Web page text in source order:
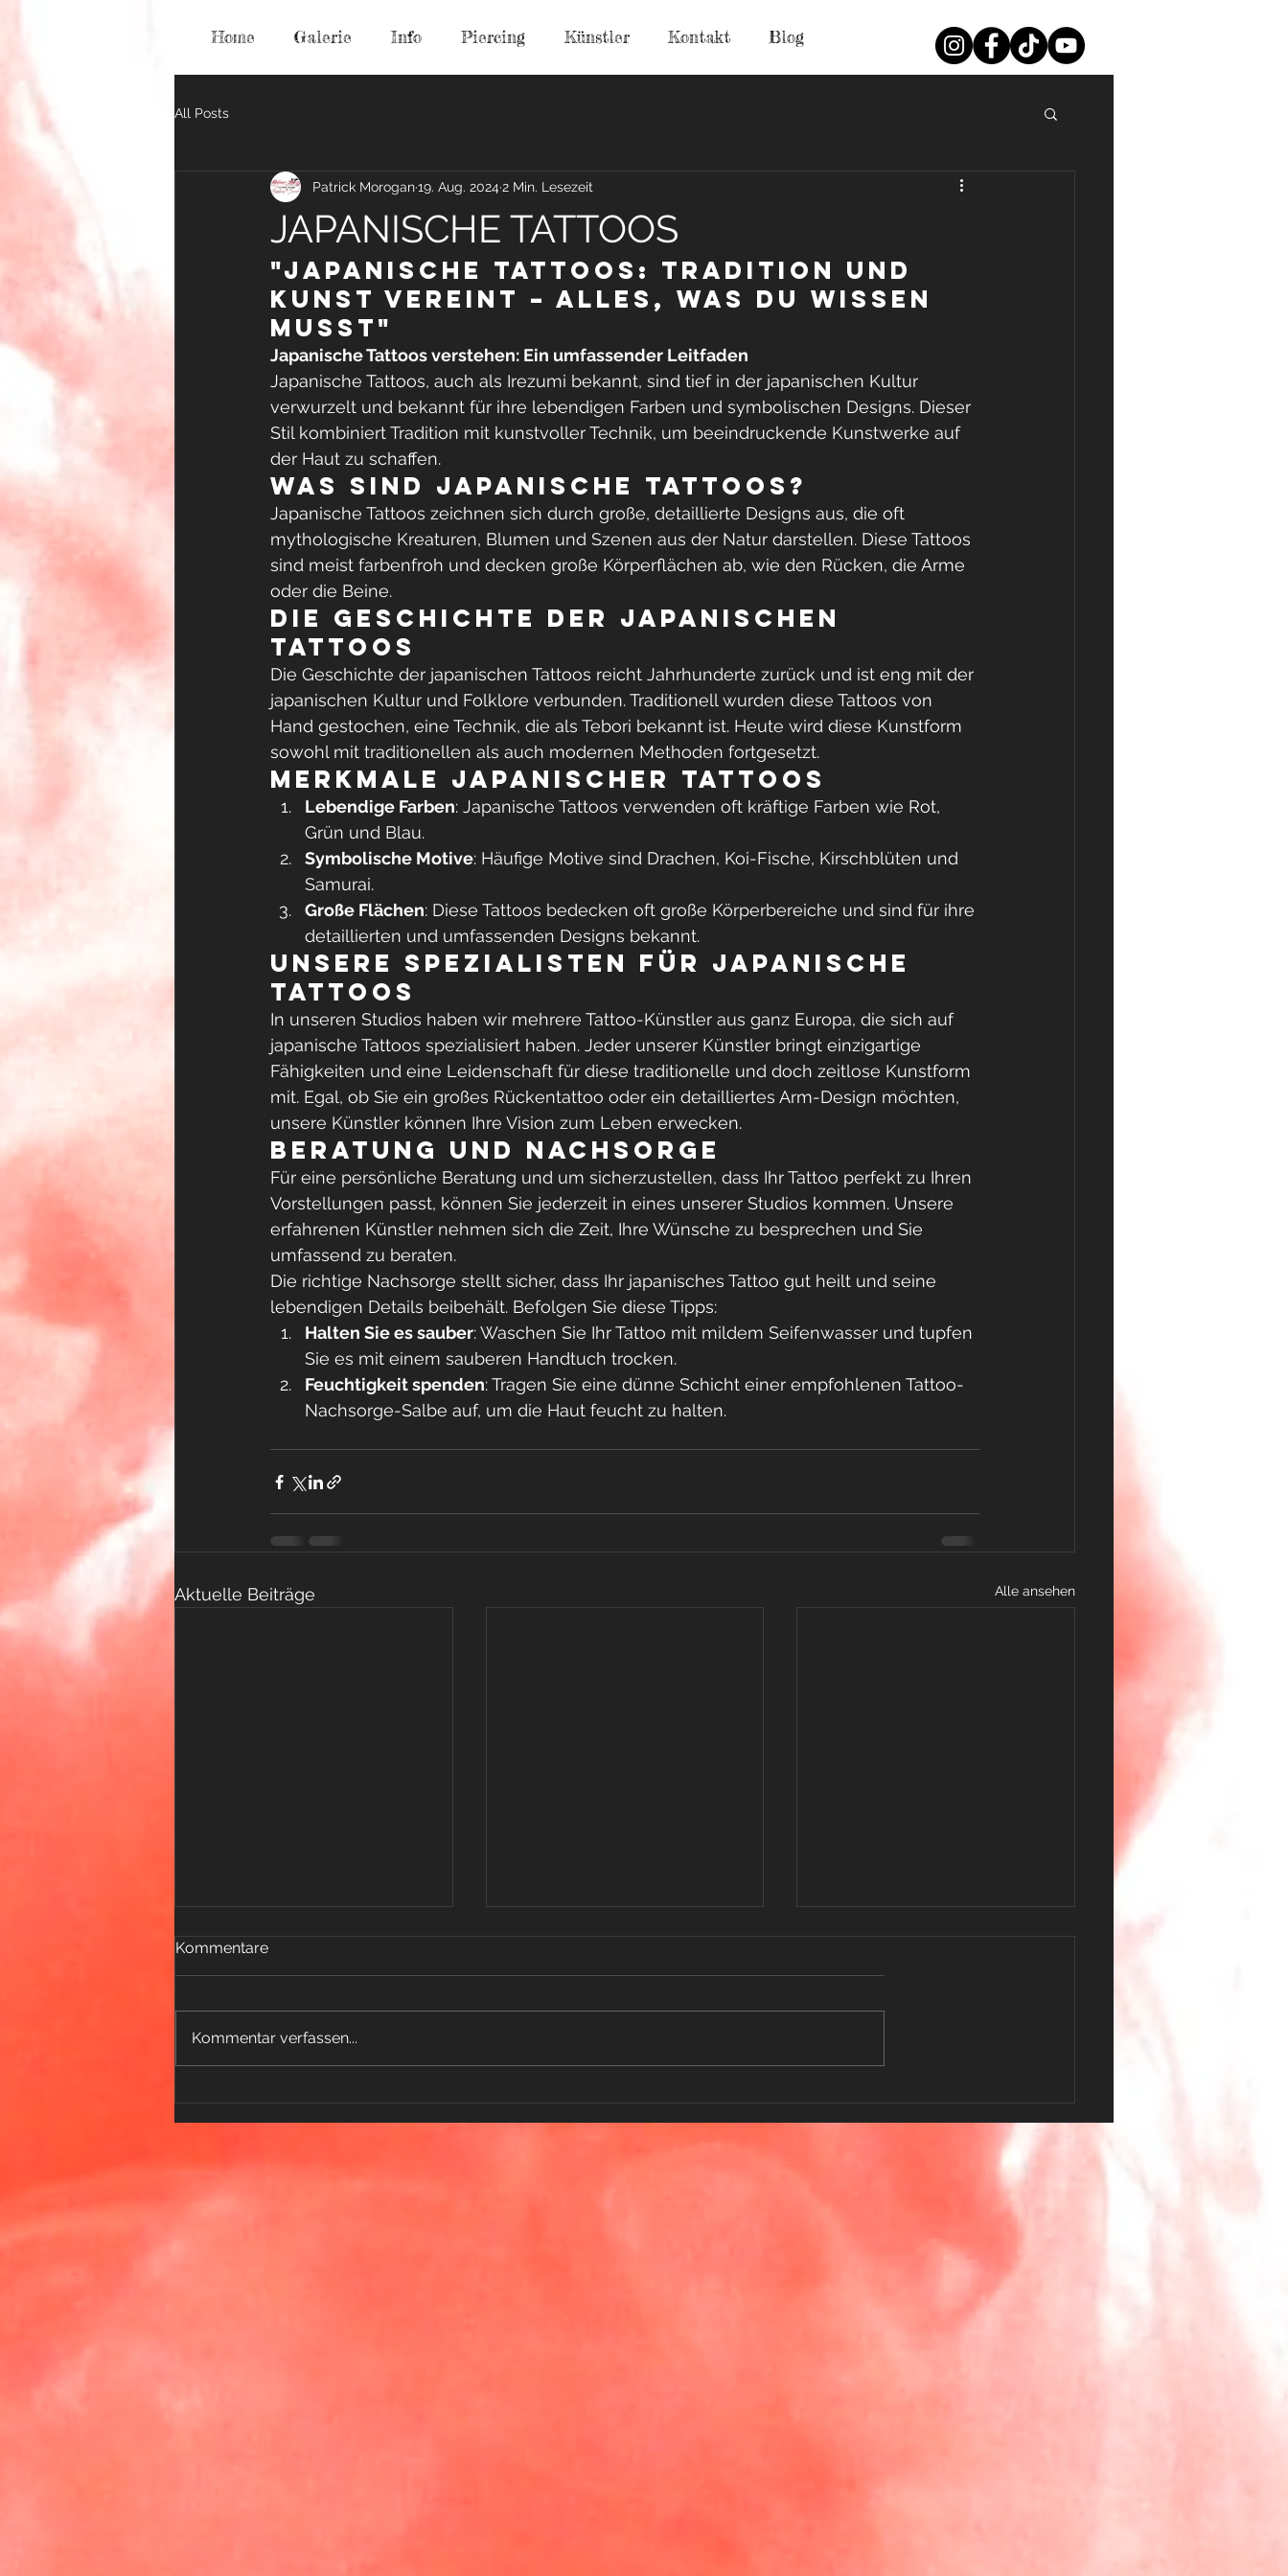
All Posts
JAPANISCHE TATTOOS
Patrick Morogan19. Aug. 2024 2 Min. Lesezeit
"Japanische Tattoos: Tradition und
Kunst vereint – Alles, was du wissen
musst"
Japanische Tattoos verstehen: Ein umfassender Leitfaden
Japanische Tattoos, auch als Irezumi bekannt, sind tief in der japanischen Kultur
verwurzelt und bekannt für ihre lebendigen Farben und symbolischen Designs. Dieser
Stil kombiniert Tradition mit kunstvoller Technik, um beeindruckende Kunstwerke auf
der Haut zu schaffen.
Was sind japanische Tattoos?
Japanische Tattoos zeichnen sich durch große, detaillierte Designs aus, die oft
mythologische Kreaturen, Blumen und Szenen aus der Natur darstellen. Diese Tattoos
sind meist farbenfroh und decken große Körperflächen ab, wie den Rücken, die Arme
oder die Beine.
Die Geschichte der japanischen
Tattoos
Die Geschichte der japanischen Tattoos reicht Jahrhunderte zurück und ist eng mit der
japanischen Kultur und Folklore verbunden. Traditionell wurden diese Tattoos von
Hand gestochen, eine Technik, die als Tebori bekannt ist. Heute wird diese Kunstform
sowohl mit traditionellen als auch modernen Methoden fortgesetzt.
Merkmale japanischer Tattoos
Lebendige Farben: Japanische Tattoos verwenden oft kräftige Farben wie Rot,
Grün und Blau.
Symbolische Motive: Häufige Motive sind Drachen, Koi-Fische, Kirschblüten und
Samurai.
Große Flächen: Diese Tattoos bedecken oft große Körperbereiche und sind für ihre
detaillierten und umfassenden Designs bekannt.
Unsere Spezialisten für japanische
Tattoos
In unseren Studios haben wir mehrere Tattoo-Künstler aus ganz Europa, die sich auf
japanische Tattoos spezialisiert haben. Jeder unserer Künstler bringt einzigartige
Fähigkeiten und eine Leidenschaft für diese traditionelle und doch zeitlose Kunstform
mit. Egal, ob Sie ein großes Rückentattoo oder ein detailliertes Arm-Design möchten,
unsere Künstler können Ihre Vision zum Leben erwecken.
Beratung und Nachsorge
Für eine persönliche Beratung und um sicherzustellen, dass Ihr Tattoo perfekt zu Ihren
Vorstellungen passt, können Sie jederzeit in eines unserer Studios kommen. Unsere
erfahrenen Künstler nehmen sich die Zeit, Ihre Wünsche zu besprechen und Sie
umfassend zu beraten.
Die richtige Nachsorge stellt sicher, dass Ihr japanisches Tattoo gut heilt und seine
lebendigen Details beibehält. Befolgen Sie diese Tipps:
Halten Sie es sauber: Waschen Sie Ihr Tattoo mit mildem Seifenwasser und tupfen
Sie es mit einem sauberen Handtuch trocken.
Feuchtigkeit spenden: Tragen Sie eine dünne Schicht einer empfohlenen Tattoo-
Nachsorge-Salbe auf, um die Haut feucht zu halten.
Aktuelle Beiträge Alle ansehen
Kommentare
Kommentar verfassen...
Home Galerie Info Piercing Künstler Kontakt Blog